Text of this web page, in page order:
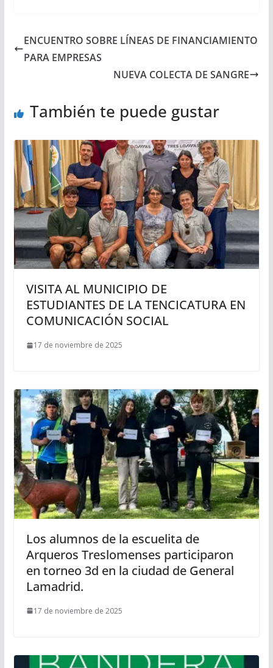
ENCUENTRO SOBRE LÍNEAS DE FINANCIAMIENTO
PARA EMPRESAS
NUEVA COLECTA DE SANGRE
También te puede gustar
VISITA AL MUNICIPIO DE
ESTUDIANTES DE LA TENCICATURA EN
COMUNICACIÓN SOCIAL
17 de noviembre de 2025
Los alumnos de la escuelita de
Arqueros Treslomenses participaron
en torneo 3d en la ciudad de General
Lamadrid.
17 de noviembre de 2025